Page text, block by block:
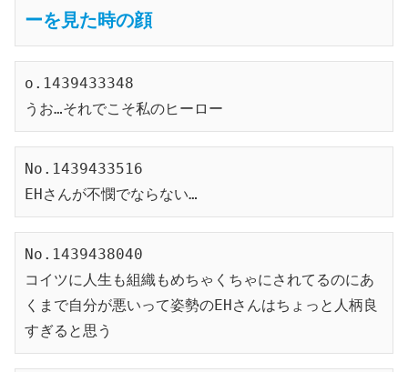
ーを見た時の顔
o.1439433348
うお…それでこそ私のヒーロー
No.1439433516
EHさんが不憫でならない…
No.1439438040
コイツに人生も組織もめちゃくちゃにされてるのにあ
くまで自分が悪いって姿勢のEHさんはちょっと人柄良
すぎると思う